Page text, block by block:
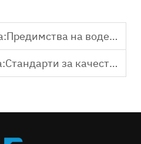
Предимства на водещ доставчик на OEM комплекти инструменти за интрамедуларен пирон
Стандарти за качество: Доставчик на комплекти инструменти за интрамедуларен пирон по OEM